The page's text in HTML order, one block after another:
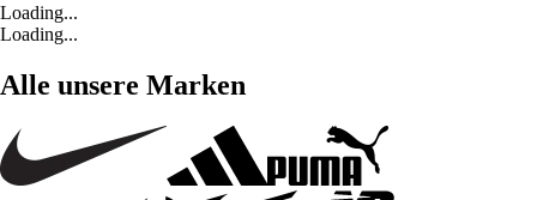
Loading...
Loading...
Alle unsere Marken